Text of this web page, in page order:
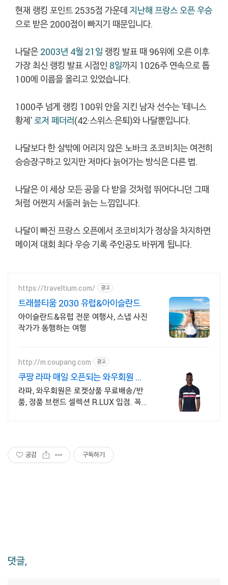
현재 랭킹 포인트 2535점 가운데 지난해 프랑스 오픈 우승
으로 받은 2000점이 빠지기 때문입니다.
나달은 2003년 4월 21일 랭킹 발표 때 96위에 오른 이후
가장 최신 랭킹 발표 시점인 8일까지 1026주 연속으로 톱
100에 이름을 올리고 있었습니다.
1000주 넘게 랭킹 100위 안을 지킨 남자 선수는 '테니스
황제'로저 페더러(42·스위스·은퇴)와 나달뿐입니다.
나달보다 한 살밖에 어리지 않은 노바크 조코비치는 여전히
승승장구하고 있지만 저마다 늙어가는 방식은 다른 법.
나달은 이 세상 모든 공을 다 받을 것처럼 뛰어다니던 그때
처럼 어쩐지 서둘러 늙는 느낌입니다.
나달이 빠진 프랑스 오픈에서 조코비치가 정상을 차지하면
메이저 대회 최다 우승 기록 주인공도 바뀌게 됩니다.
https://traveltium.com/ 광고
트래블티움 2030 유럽&아이슬란드
아이슬란드&유럽 전문 여행사, 스냅 사진
작가가 동행하는 여행
http://m.coupang.com 광고
쿠팡 라파 매일 오픈되는 와우회원 특
가
라파, 와우회원은 로켓상품 무료배송/반
품, 정품 브랜드 셀렉션 R.LUX 입점. 꼭
공감 구독하기
댓글,